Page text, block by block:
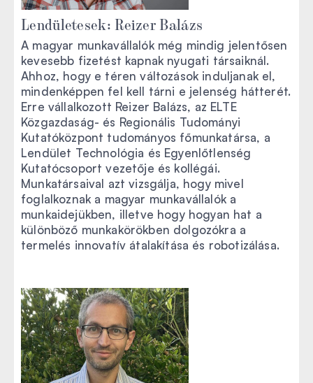
Lendületesek: Reizer Balázs
A magyar munkavállalók még mindig jelentősen
kevesebb fizetést kapnak nyugati társaiknál.
Ahhoz, hogy e téren változások induljanak el,
mindenképpen fel kell tárni e jelenség hátterét.
Erre vállalkozott Reizer Balázs, az ELTE
Közgazdaság- és Regionális Tudományi
Kutatóközpont tudományos főmunkatársa, a
Lendület Technológia és Egyenlőtlenség
Kutatócsoport vezetője és kollégái.
Munkatársaival azt vizsgálja, hogy mivel
foglalkoznak a magyar munkavállalók a
munkaidejükben, illetve hogy hogyan hat a
különböző munkakörökben dolgozókra a
termelés innovatív átalakítása és robotizálása.